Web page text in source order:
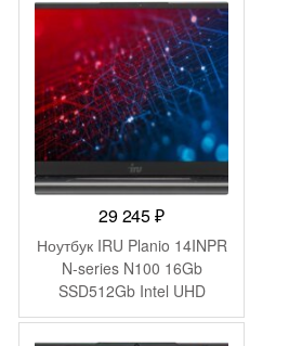
silver WiFi BT Cam
(B8AX0EA)
29 245₽
Ноутбук IRU Planio 14INPR
N-series N100 16Gb
SSD512Gb Intel UHD
Graphics 14″ IPS FHD